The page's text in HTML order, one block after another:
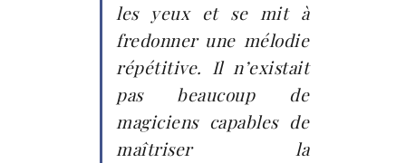
les yeux et se mit à
fredonner une mélodie
répétitive. Il n’existait
pas beaucoup de
magiciens capables de
maîtriser la